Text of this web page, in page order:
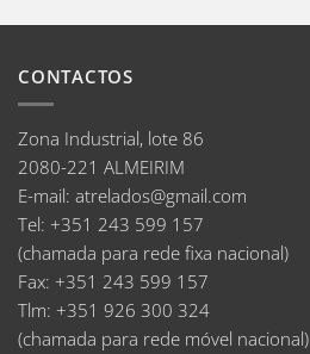
CONTACTOS
Zona Industrial, lote 86
2080-221 ALMEIRIM
E-mail: atrelados@gmail.com
Tel: +351 243 599 157
(chamada para rede fixa nacional)
Fax: +351 243 599 157
Tlm: +351 926 300 324
(chamada para rede móvel nacional)